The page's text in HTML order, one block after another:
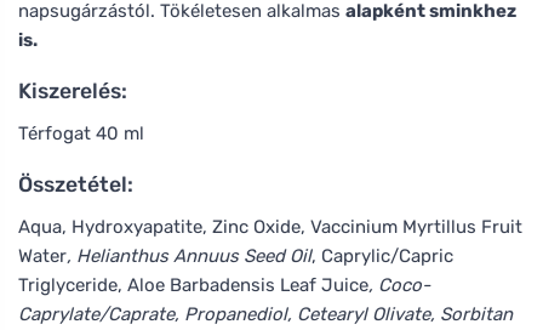
napsugárzástól. Tökéletesen alkalmas alapként sminkhez
is.
Kiszerelés:
Térfogat 40 ml
Összetétel:
Aqua, Hydroxyapatite, Zinc Oxide, Vaccinium Myrtillus Fruit
Water, Helianthus Annuus Seed Oil, Caprylic/Capric
Triglyceride, Aloe Barbadensis Leaf Juice, Coco-
Caprylate/Caprate, Propanediol, Cetearyl Olivate, Sorbitan